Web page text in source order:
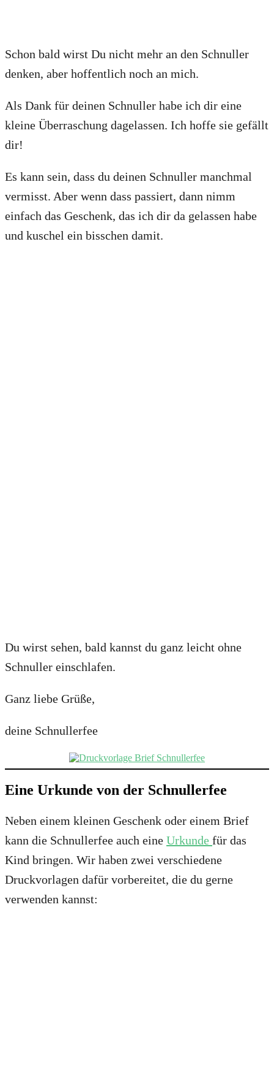
Schon bald wirst Du nicht mehr an den Schnuller
denken, aber hoffentlich noch an mich.
Als Dank für deinen Schnuller habe ich dir eine
kleine Überraschung dagelassen. Ich hoffe sie gefällt
dir!
Es kann sein, dass du deinen Schnuller manchmal
vermisst. Aber wenn dass passiert, dann nimm
einfach das Geschenk, das ich dir da gelassen habe
und kuschel ein bisschen damit.
Du wirst sehen, bald kannst du ganz leicht ohne
Schnuller einschlafen.
Ganz liebe Grüße,
deine Schnullerfee
Eine Urkunde von der Schnullerfee
Neben einem kleinen Geschenk oder einem Brief
kann die Schnullerfee auch eine Urkunde für das
Kind bringen. Wir haben zwei verschiedene
Druckvorlagen dafür vorbereitet, die du gerne
verwenden kannst: